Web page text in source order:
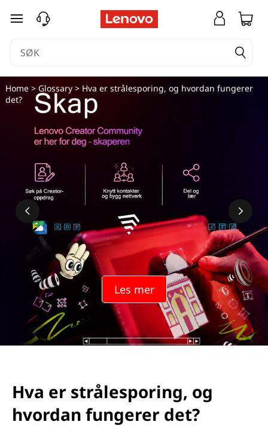
gå til hovedinnhold
Les mer
Home> Glossary> Hva er strålesporing, og hvordan fungerer
det?
Hva er strålesporing, og
hvordan fungerer det?